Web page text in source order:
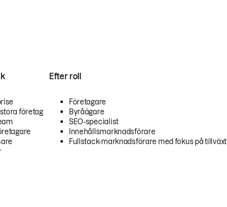
företag
Efter roll
Företagare
Byråägare
SEO-specialist
Innehållsmarknadsförare
Fullstack-marknadsförare med fokus på tillväxt